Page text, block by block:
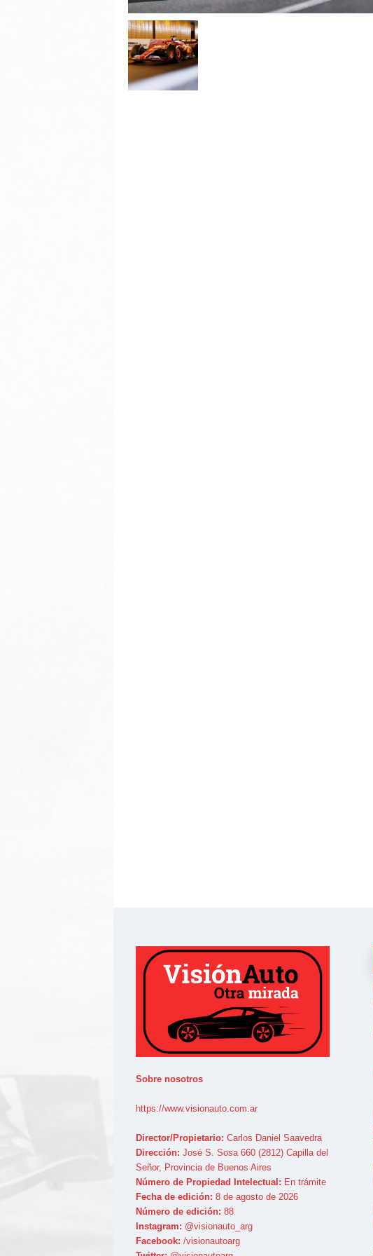
Sobre nosotros
https://www.visionauto.com.ar
Director/Propietario: Carlos Daniel Saavedra
Dirección: José S. Sosa 660 (2812) Capilla del
Señor, Provincia de Buenos Aires
Número de Propiedad Intelectual: En trámite
Fecha de edición: 8 de agosto de 2026
Número de edición: 88
Instagram: @visionauto_arg
Facebook: /visionautoarg